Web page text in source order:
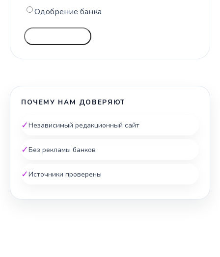
Одобрение банка
ПОЧЕМУ НАМ ДОВЕРЯЮТ
✓Независимый редакционный сайт
✓Без рекламы банков
✓Источники проверены